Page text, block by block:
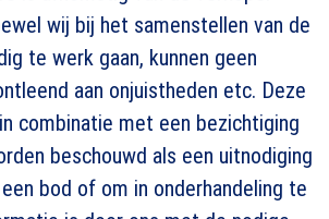
wij bij het samenstellen van de
te werk gaan, kunnen geen
aan onjuistheden etc. Deze
combinatie met een bezichtiging
beschouwd als een uitnodiging
bod of om in onderhandeling te